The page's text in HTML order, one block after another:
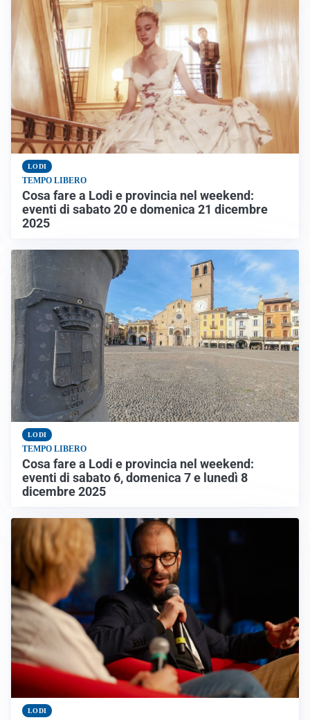
LODI
TEMPO LIBERO
Cosa fare a Lodi e provincia nel weekend:
eventi di sabato 20 e domenica 21 dicembre
2025
LODI
TEMPO LIBERO
Cosa fare a Lodi e provincia nel weekend:
eventi di sabato 6, domenica 7 e lunedì 8
dicembre 2025
LODI